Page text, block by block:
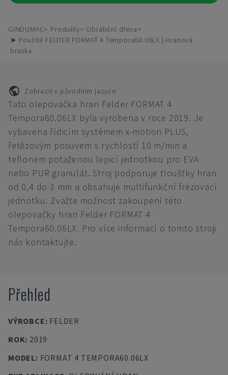
GINDUMAC Produkty
Obrábění dřeva
➤ Použité FELDER FORMAT 4 Tempora60.06LX | Hranová
bruska
Zobrazit v původním jazyce
Tato olepovačka hran Felder FORMAT 4
Tempora60.06LX byla vyrobena v roce 2019. Je
vybavena řídicím systémem x-motion PLUS,
řetězovým posuvem s rychlostí 10 m/min a
teflonem potaženou lepicí jednotkou pro EVA
nebo PUR granulát. Stroj podporuje tloušťky hran
od 0,4 do 3 mm a obsahuje multifunkční frézovací
jednotku. Zvažte možnost zakoupení této
olepovačky hran Felder FORMAT 4
Tempora60.06LX. Pro více informací o tomto stroji
nás kontaktujte.
Přehled
VÝROBCE: FELDER
ROK: 2019
MODEL: FORMAT 4 TEMPORA60.06LX